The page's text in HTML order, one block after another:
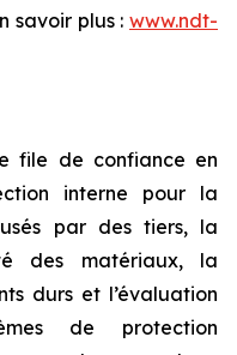
savoir plus : www.ndt-
file de confiance en
interne pour la
par des tiers, la
des matériaux, la
durs et l’évaluation
de protection